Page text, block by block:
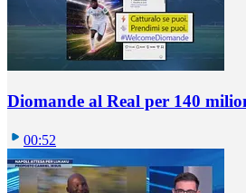
Diomande al Real per 140
00:52